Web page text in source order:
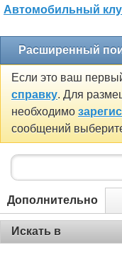
Автомобильный
Расширенный
Если это ваш
справку. Для
необходимо
сообщений
Дополнительно
Искать в